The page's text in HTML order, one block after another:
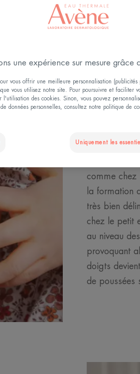
Le psoriasis
La forme de
comme chez
la formation
très bien
chez le petit
au niveau
provoquant
doigts
de poussées
une expérience sur mesure grâce
vous offrir une meilleure personnalisation (publicités
vous utilisez notre site. Pour poursuivre et faciliter
l'utilisation des cookies. Sinon, vous pouvez
données personnelles, consultez notre politique de
Uniquement les